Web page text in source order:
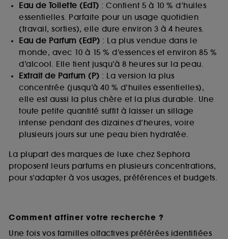
Eau de Toilette (EdT) : Contient 5 à 10 % d’huiles
essentielles. Parfaite pour un usage quotidien
(travail, sorties), elle dure environ 3 à 4 heures.
Eau de Parfum (EdP) : La plus vendue dans le
monde, avec 10 à 15 % d’essences et environ 85 %
d’alcool. Elle tient jusqu’à 8 heures sur la peau.
Extrait de Parfum (P) : La version la plus
concentrée (jusqu’à 40 % d’huiles essentielles),
elle est aussi la plus chère et la plus durable. Une
toute petite quantité suffit à laisser un sillage
intense pendant des dizaines d’heures, voire
plusieurs jours sur une peau bien hydratée.
La plupart des marques de luxe chez Sephora
proposent leurs parfums en plusieurs concentrations,
pour s’adapter à vos usages, préférences et budgets.
Comment affiner votre recherche ?
Une fois vos familles olfactives préférées identifiées